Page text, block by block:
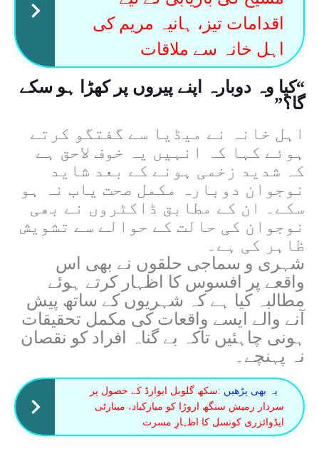
اقدامات تیز، ہانیہ مریم کی
اہل خانہ سے ملاقات
“کیا وہ دوبارہ اپنے پیروں پر کھڑا ہو سکے
گا؟”
اہل خانہ نے میڈیا سے گفتگو کرتے
ہوئے کہا کہ انہیں یہ خوف لاحق ہے
کہ شدید زخمی ہونے کے بعد شاید
نوجوان دوبارہ مکمل صحت یاب نہ ہو
سکے۔ ان کے مطابق ڈاکٹروں نے بھی
نوجوان کی حالت کے حوالے سے تشویش
ظاہر کی ہے۔
شہری و سماجی حلقوں نے بھی اس
واقعے پر افسوس کا اظہار کرتے ہوئے
مطالبہ کیا ہے کہ شہریوں کے ساتھ پیش
آنے والے ایسے واقعات کی مکمل تحقیقات
ہونی چاہئیں تاکہ بے گناہ افراد کو نقصان
نہ پہنچے۔
یہ بھی پڑھیں :سکھ گلوبل ایوارڈ کے حصول پر
سردار رمیش سنگھ اروڑا کو مبارکباد، مینارٹی
ایڈوائزری کونسل کا اظہارِ مسرت